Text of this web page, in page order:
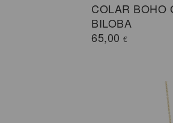
COLAR BOHO
BILOBA
65,00€